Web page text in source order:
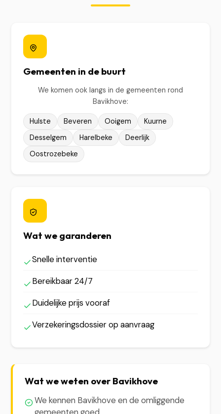
Gemeenten in de buurt
We komen ook langs in de gemeenten rond
Bavikhove:
Hulste Beveren Ooigem
Kuurne
Desselgem
Harelbeke
Deerlijk
Oostrozebeke
Wat we garanderen
Snelle interventie
Bereikbaar 24/7
Duidelijke prijs vooraf
Verzekeringsdossier op aanvraag
Wat we weten over Bavikhove
We kennen Bavikhove en de omliggende